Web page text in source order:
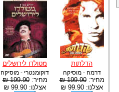
הדלתות
דרמה - מוסיקה
מחיר:199.90 ₪
אצלנו: 99.90 ₪
מטולדו לירושלים
דוקומנטרי - מוסיקה
מחיר:199.90 ₪
אצלנו: 99.90 ₪